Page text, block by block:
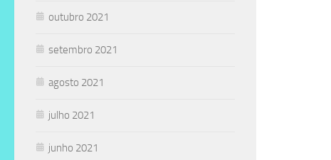
outubro 2021
setembro 2021
agosto 2021
julho 2021
junho 2021